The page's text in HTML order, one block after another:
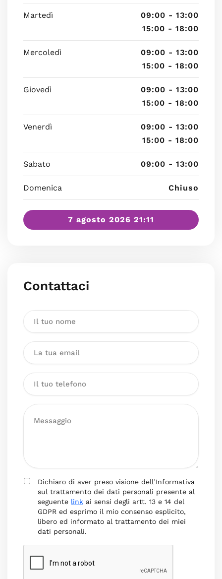
Martedì
09:00 - 13:00
15:00 - 18:00
Mercoledì
09:00 - 13:00
15:00 - 18:00
Giovedì
09:00 - 13:00
15:00 - 18:00
Venerdì
09:00 - 13:00
15:00 - 18:00
Sabato 09:00 - 13:00
Domenica Chiuso
7 agosto 2026 21:11
Contattaci
Dichiaro di aver preso visione dell’Informativa
sul trattamento dei dati personali presente al
seguente link ai sensi degli artt. 13 e 14 del
GDPR ed esprimo il mio consenso esplicito,
libero ed informato al trattamento dei miei
dati personali.